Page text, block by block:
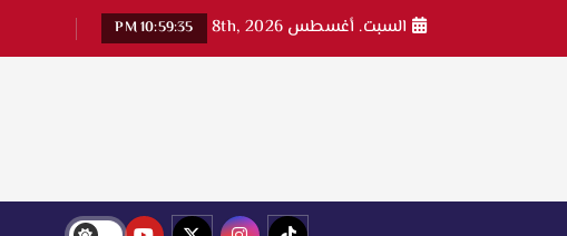
السبت. أغسطس 8th, 2026 10:59:36 PM